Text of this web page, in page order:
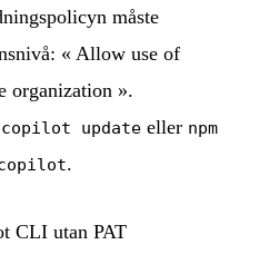
måste
« Allow use of
organization ».
copilot update eller npm
.
CLI utan PAT